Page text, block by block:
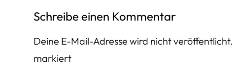
Schreibe einen Kommentar
Deine E-Mail-Adresse wird nicht veröffentlicht.
markiert